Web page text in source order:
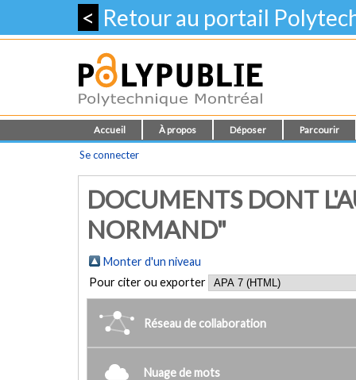
< Retour au portail
Accueil À propos Déposer Parcourir
Se connecter
DOCUMENTS DONT
NORMAND"
Monter d'un niveau
Pour citer ou exporter
Réseau de collaboration
Nuage de mots